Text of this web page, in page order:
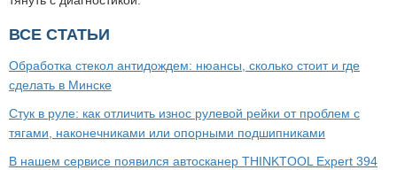
ВСЕ СТАТЬИ
Обработка стекол антидождем: нюансы, сколько стоит и где
сделать в Минске
Стук в руле: как отличить износ рулевой рейки от проблем с
тягами, наконечниками или опорными подшипниками
В нашем сервисе появился автосканер THINKTOOL Expert 394